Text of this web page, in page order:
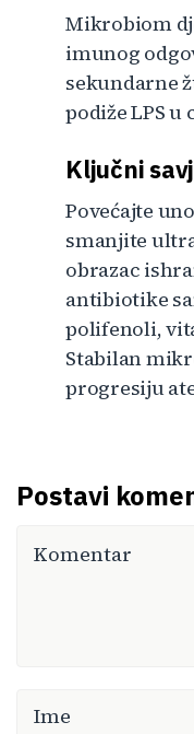
Mikrobiom
imunog
sekundarne
podiže LPS
Ključni
Povećajte
smanjite
obrazac
antibiotike
polifenoli,
Stabilan
progresiju
Postavi